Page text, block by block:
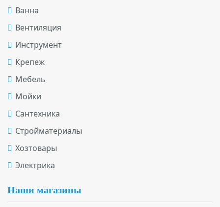
Ванна
Вентиляция
Инструмент
Крепеж
Мебель
Мойки
Сантехника
Стройматериалы
Хозтовары
Электрика
Наши магазины